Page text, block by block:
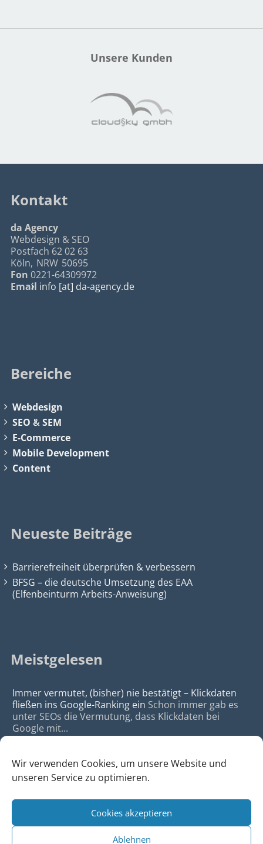
Wir verwenden Cookies, um unsere Website und
unseren Service zu optimieren.
Cookies akzeptieren
Ablehnen
Unsere Kunden
Kontakt
da Agency
Webdesign & SEO
Postfach 62 02 63
Köln, NRW 50695
Fon 0221-64309972
Email info [at] da-agency.de
Bereiche
Webdesign
SEO &SEM
E-Commerce
Mobile Development
Content
Neueste Beiträge
Barrierefreiheit überprüfen & verbessern
BFSG – die deutsche Umsetzung des EAA
(Elfenbeinturm Arbeits-Anweisung)
Meistgelesen
Immer vermutet, (bisher) nie bestätigt – Klickdaten
fließen ins Google-Ranking ein Schon immer gab es
unter SEOs die Vermutung, dass Klickdaten bei
Google mit...
da Agency - Webagentur für Webdesign & SEO, Köln